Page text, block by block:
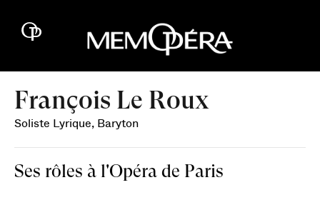
François Le Roux
Soliste Lyrique, Baryton
Ses rôles à l'Opéra de Paris